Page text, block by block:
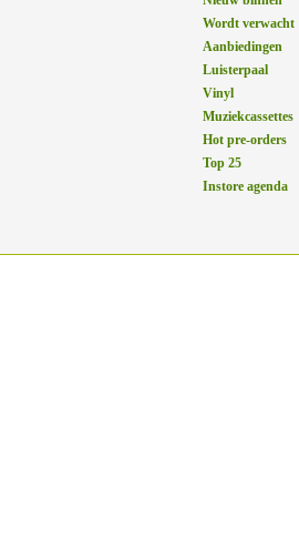
Wordt verwacht
Aanbiedingen
Luisterpaal
Vinyl
Muziekcassettes
Hot pre-orders
Top 25
Instore agenda